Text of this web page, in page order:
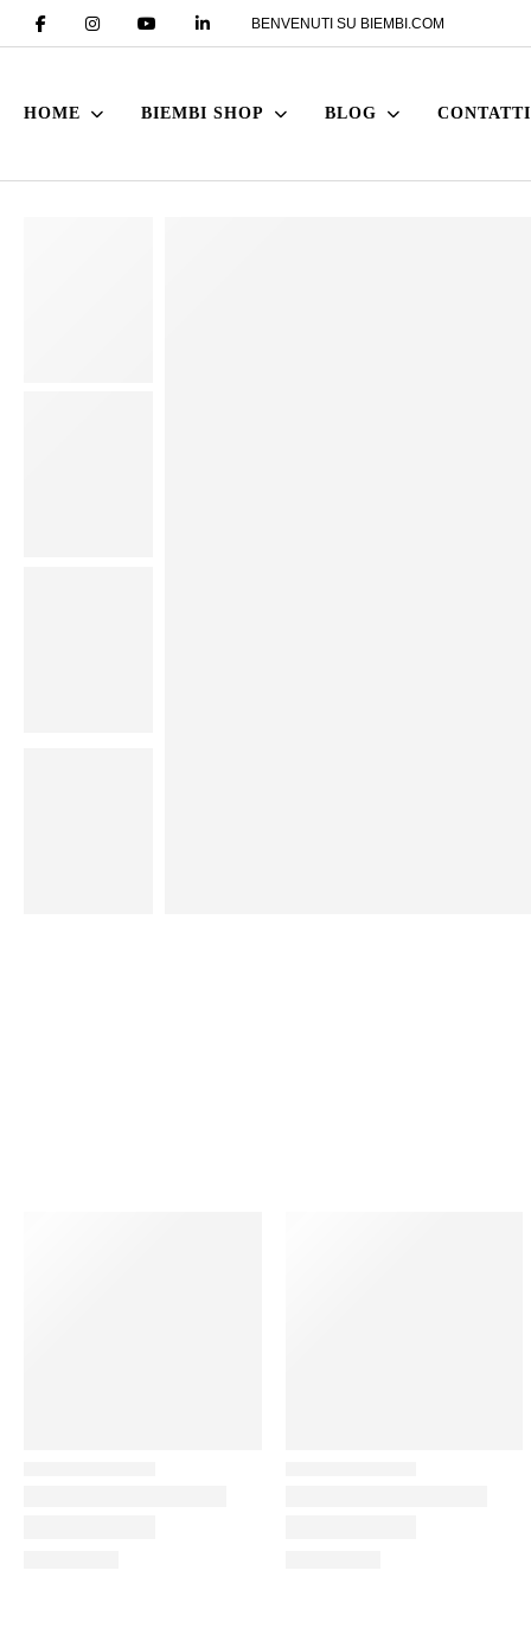
BENVENUTI SU BIEMBI.COM
HOME BIEMBI SHOP BLOG CONTATTI